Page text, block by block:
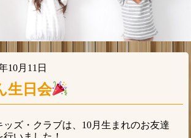
10月11日
生日会
ッズ・クラブは、10月生まれのお友達